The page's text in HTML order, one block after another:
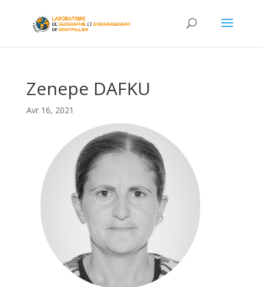
Zenepe DAFKU
Avr 16, 2021